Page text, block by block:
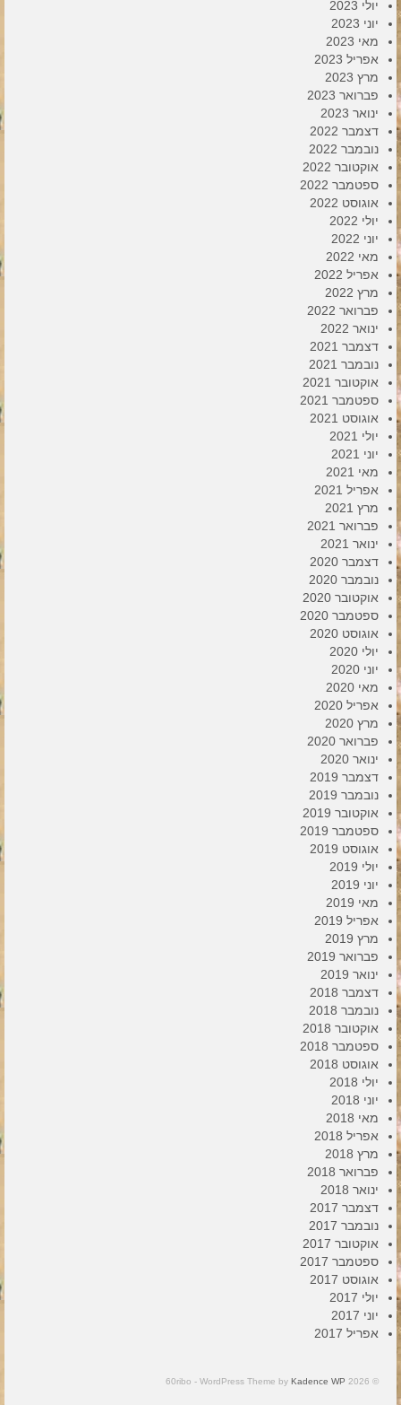
יולי 2023
יוני 2023
מאי 2023
אפריל 2023
מרץ 2023
פברואר 2023
ינואר 2023
דצמבר 2022
נובמבר 2022
אוקטובר 2022
ספטמבר 2022
אוגוסט 2022
יולי 2022
יוני 2022
מאי 2022
אפריל 2022
מרץ 2022
פברואר 2022
ינואר 2022
דצמבר 2021
נובמבר 2021
אוקטובר 2021
ספטמבר 2021
אוגוסט 2021
יולי 2021
יוני 2021
מאי 2021
אפריל 2021
מרץ 2021
פברואר 2021
ינואר 2021
דצמבר 2020
נובמבר 2020
אוקטובר 2020
ספטמבר 2020
אוגוסט 2020
יולי 2020
יוני 2020
מאי 2020
אפריל 2020
מרץ 2020
פברואר 2020
ינואר 2020
דצמבר 2019
נובמבר 2019
אוקטובר 2019
ספטמבר 2019
אוגוסט 2019
יולי 2019
יוני 2019
מאי 2019
אפריל 2019
מרץ 2019
פברואר 2019
ינואר 2019
דצמבר 2018
נובמבר 2018
אוקטובר 2018
ספטמבר 2018
אוגוסט 2018
יולי 2018
יוני 2018
מאי 2018
אפריל 2018
מרץ 2018
פברואר 2018
ינואר 2018
דצמבר 2017
נובמבר 2017
אוקטובר 2017
ספטמבר 2017
אוגוסט 2017
יולי 2017
יוני 2017
אפריל 2017
© 2026 60ribo - WordPress Theme by
Kadence WP